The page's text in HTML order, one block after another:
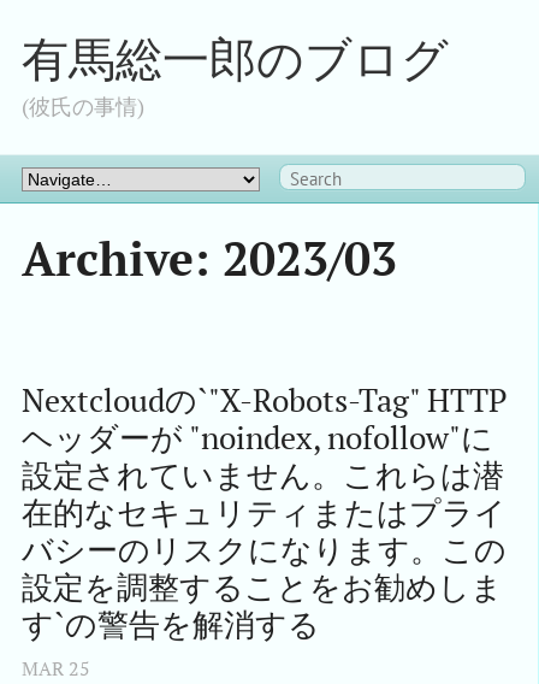
有馬総一郎のブログ
(彼氏の事情)
Archive: 2023/03
Nextcloudの`"X-Robots-Tag" HTTP
ヘッダーが "noindex, nofollow"に
設定されていません。これらは潜
在的なセキュリティまたはプライ
バシーのリスクになります。この
設定を調整することをお勧めしま
す`の警告を解消する
MAR 25